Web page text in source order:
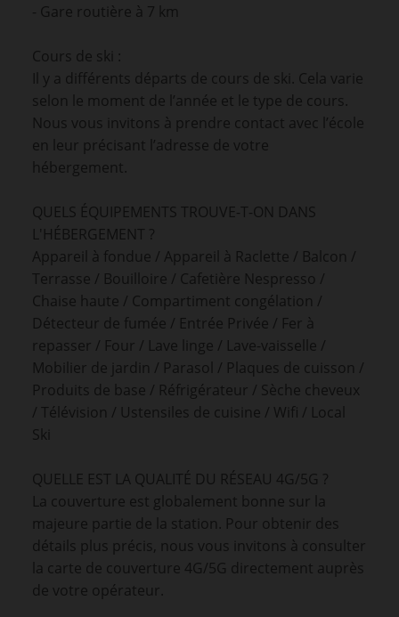
- Gare routière à 7 km
Cours de ski :
Il y a différents départs de cours de ski. Cela varie
selon le moment de l’année et le type de cours.
Nous vous invitons à prendre contact avec l’école
en leur précisant l’adresse de votre
hébergement.
QUELS ÉQUIPEMENTS TROUVE-T-ON DANS
L'HÉBERGEMENT ?
Appareil à fondue / Appareil à Raclette / Balcon /
Terrasse / Bouilloire / Cafetière Nespresso /
Chaise haute / Compartiment congélation /
Détecteur de fumée / Entrée Privée / Fer à
repasser / Four / Lave linge / Lave-vaisselle /
Mobilier de jardin / Parasol / Plaques de cuisson /
Produits de base / Réfrigérateur / Sèche cheveux
/ Télévision / Ustensiles de cuisine / Wifi / Local
Ski
QUELLE EST LA QUALITÉ DU RÉSEAU 4G/5G ?
La couverture est globalement bonne sur la
majeure partie de la station. Pour obtenir des
détails plus précis, nous vous invitons à consulter
la carte de couverture 4G/5G directement auprès
de votre opérateur.